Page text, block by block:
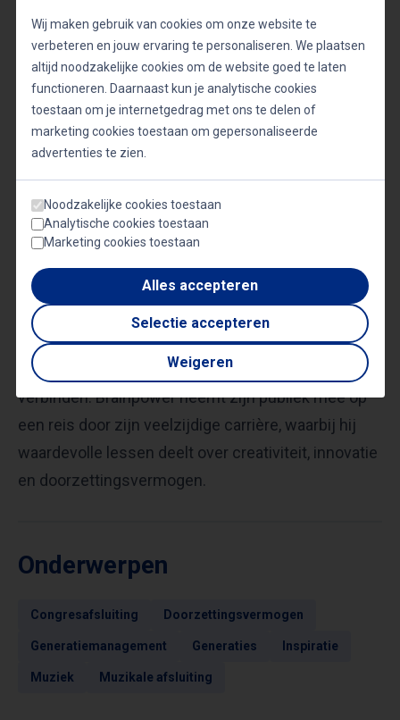
Maar Brainpower is meer dan een kunstenaar. Hij is
ook een academicus, met een doctoraat in
Communicatiewetenschappen. Deze achtergrond
stelt hem in staat om diepgaande inzichten te
nu spreekt over muziek, cultuur of
ondernemerschap, zijn lezingen zijn niet alleen
informatief, maar ook ongelooflijk inspirerend.
Zijn workshops en masterclasses zijn een
samensmelting van decennialange praktijkervaring
en een ongeëvenaarde passie voor delen en
verbinden. Brainpower neemt zijn publiek mee op
een reis door zijn veelzijdige carrière, waarbij hij
waardevolle lessen deelt over creativiteit, innovatie
en doorzettingsvermogen.
Onderwerpen
Congresafsluiting Doorzettingsvermogen
Generatiemanagement Generaties Inspiratie
Muziek Muzikale afsluiting
Wij maken gebruik van cookies om onze website te
verbeteren en jouw ervaring te personaliseren. We plaatsen
altijd noodzakelijke cookies om de website goed te laten
functioneren. Daarnaast kun je analytische cookies
toestaan om je internetgedrag met ons te delen of
marketing cookies toestaan om gepersonaliseerde
advertenties te zien.
Noodzakelijke cookies toestaan
Analytische cookies toestaan
Marketing cookies toestaan
Alles accepteren
Selectie accepteren
Weigeren